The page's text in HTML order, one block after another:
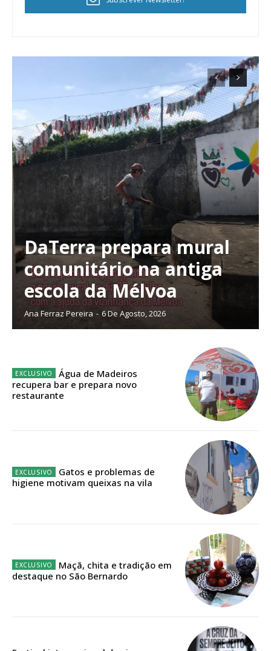
Planos de Assinatura
Faça-se assinante do Região de Cister e ajude-nos a manter este serviço
Escolha o plano de assinatura desejado:
32€
Edição em papel entregue à Quinta-feira em sua
DaTerra prepara mural
comunitário na antiga
escola da Mélvoa
Ana Ferraz Pereira - 6 De Agosto, 2026
Água de Madeiros
recupera bar e prepara novo
restaurante
Gatos e problemas de
higiene motivam queixas na vila
Maçã, chita e tradição em
destaque no São Bernardo